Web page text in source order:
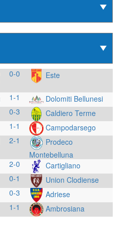
0-0 Este
1-1
Dolomiti Bellunesi
0-3
Caldiero Terme
1-1
Campodarsego
2-1
Prodeco
Montebelluna
2-0
Cartigliano
0-1
Union Clodiense
0-3
Adriese
1-1 Ambrosiana